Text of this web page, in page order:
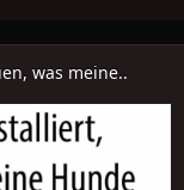
was meine..